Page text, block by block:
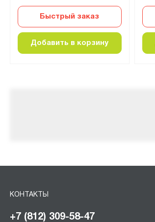
Быстрый заказ
Добавить в корзину
КОНТАКТЫ
+7 (812) 309-58-47